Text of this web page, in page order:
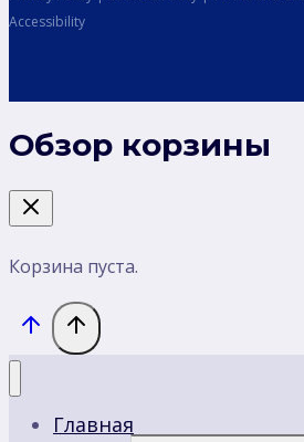
Accessibility
Обзор корзины
Корзина пуста.
Главная